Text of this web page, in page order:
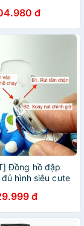
đ
Đồng hồ đập
hình siêu cute
đ